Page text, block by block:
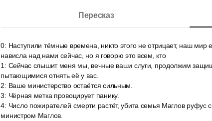
Пересказ
0: Наступили тёмные времена, никто этого не отрицает, наш мир
нависла над нами сейчас, но я говорю это всем, кто
1 : Сейчас слышит меня мы, вечные ваши слуги, продолжим
пытающимися отнять её у вас.
2: Ваше министерство остаётся сильным.
3: Чёрная метка провоцирует панику.
4: Число пожирателей смерти растёт, убита семья Маглов руфус
министром Маглов.